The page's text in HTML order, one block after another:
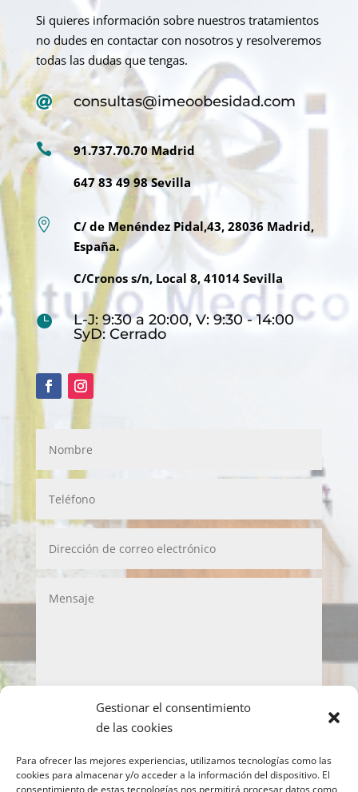
Gestionar el consentimiento
de las cookies
Para ofrecer las mejores experiencias, utilizamos tecnologías como las
cookies para almacenar y/o acceder a la información del dispositivo. El
consentimiento de estas tecnologías nos permitirá procesar datos como
Si quieres información sobre nuestros tratamientos
no dudes en contactar con nosotros y resolveremos
todas las dudas que tengas.
 consultas@imeoobesidad.com

91.737.70.70 Madrid
647 83 49 98 Sevilla

C/ de Menéndez Pidal,43, 28036 Madrid,
España.
C/Cronos s/n, Local 8, 41014 Sevilla

L-J: 9:30 a 20:00, V: 9:30 - 14:00
SyD: Cerrado
de datos